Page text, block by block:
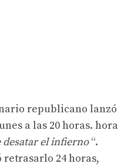
republicano lanzó
a las 20 horas. hora
desatar el infierno“.
24 horas,